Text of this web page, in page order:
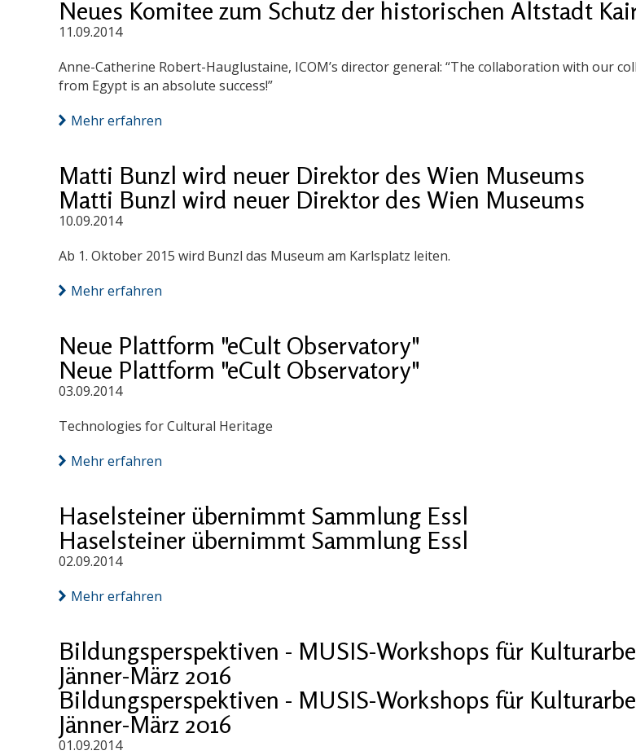
Neues Komitee zum Schutz der historischen Altstadt
11.09.2014
Anne-Catherine Robert-Hauglustaine, ICOM’s director general: “The collaboration with our
from Egypt is an absolute success!”
Mehr erfahren
Matti Bunzl wird neuer Direktor des Wien Museums
Matti Bunzl wird neuer Direktor des Wien Museums
10.09.2014
Ab 1. Oktober 2015 wird Bunzl das Museum am Karlsplatz leiten.
Mehr erfahren
Neue Plattform "eCult Observatory"
Neue Plattform "eCult Observatory"
03.09.2014
Technologies for Cultural Heritage
Mehr erfahren
Haselsteiner übernimmt Sammlung Essl
Haselsteiner übernimmt Sammlung Essl
02.09.2014
Mehr erfahren
Bildungsperspektiven - MUSIS-Workshops für
Jänner-März 2016
Bildungsperspektiven - MUSIS-Workshops für
Jänner-März 2016
01.09.2014